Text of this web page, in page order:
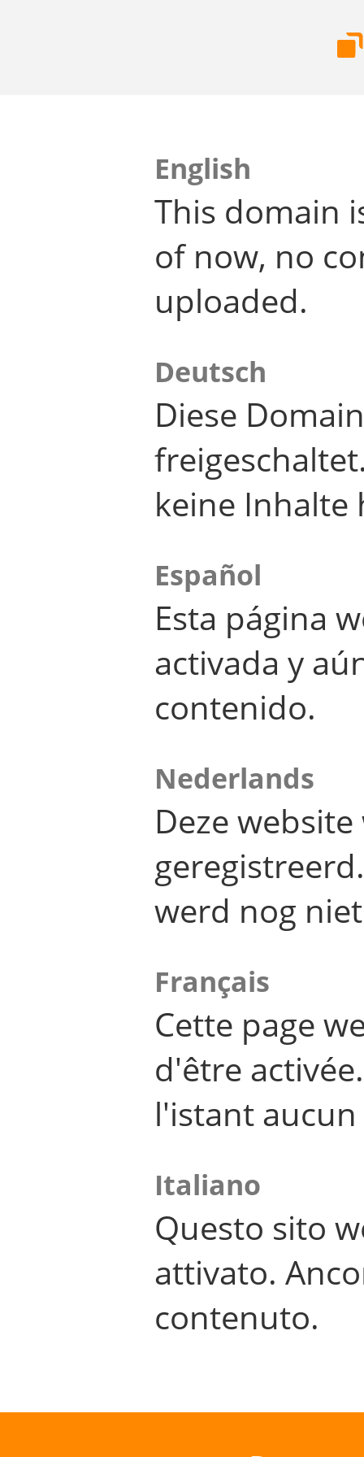
English
This domain
of now, no
uploaded.
Deutsch
Diese
keine Inhalte
Español
Esta página
activada y
contenido.
Nederlands
Deze
werd nog
Français
Cette page
d'être
l'istant
Italiano
Questo sito
attivato.
contenuto.